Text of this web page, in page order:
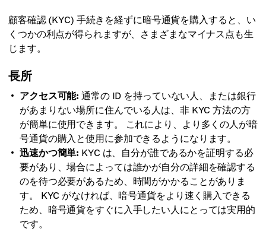
顧客確認 (KYC) 手続きを経ずに暗号通貨を購入すると、い
くつかの利点が得られますが、さまざまなマイナス点も生
じます。
長所
アクセス可能: 通常の ID を持っていない人、または銀行
があまりない場所に住んでいる人は、非 KYC 方法の方
が簡単に使用できます。 これにより、より多くの人が暗
号通貨の購入と使用に参加できるようになります。
迅速かつ簡単: KYC は、自分が誰であるかを証明する必
要があり、場合によっては誰かが自分の詳細を確認する
のを待つ必要があるため、時間がかかることがありま
す。 KYC がなければ、暗号通貨をより速く購入できる
ため、暗号通貨をすぐに入手したい人にとっては実用的
です。